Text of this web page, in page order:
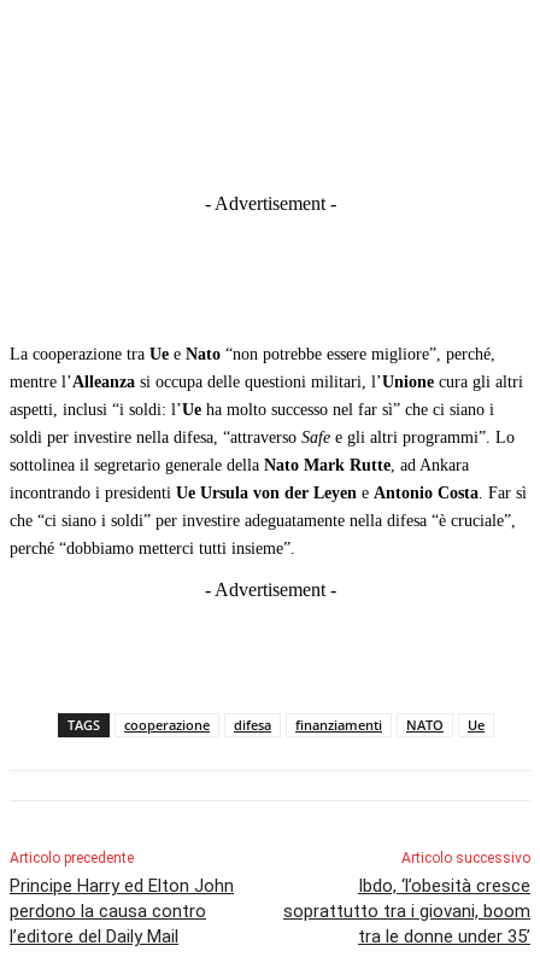
- Advertisement -
La cooperazione tra Ue e Nato “non potrebbe essere migliore”, perché,
mentre l’Alleanza si occupa delle questioni militari, l’Unione cura gli altri
aspetti, inclusi “i soldi: l’Ue ha molto successo nel far sì” che ci siano i
soldi per investire nella difesa, “attraverso Safe e gli altri programmi”. Lo
sottolinea il segretario generale della Nato Mark Rutte, ad Ankara
incontrando i presidenti Ue Ursula von der Leyen e Antonio Costa. Far sì
che “ci siano i soldi” per investire adeguatamente nella difesa “è cruciale”,
perché “dobbiamo metterci tutti insieme”.
- Advertisement -
TAGS cooperazione difesa finanziamenti NATO Ue
Articolo precedente
Principe Harry ed Elton John
perdono la causa contro
l’editore del Daily Mail
Articolo successivo
Ibdo, ‘l’obesità cresce
soprattutto tra i giovani, boom
tra le donne under 35’